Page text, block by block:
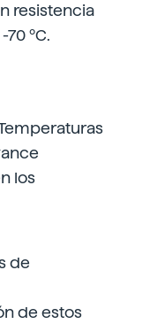
resistencia
ºC.
los
de
de estos